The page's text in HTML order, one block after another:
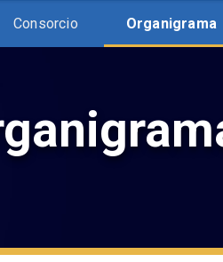
Consorcio Organigrama